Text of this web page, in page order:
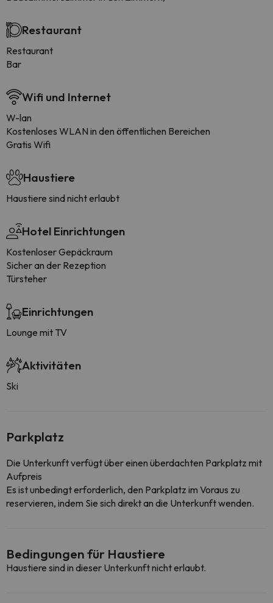
Restaurant
Restaurant
Bar
Wifi und Internet
W-lan
Kostenloses WLAN in den öffentlichen Bereichen
Gratis Wifi
Haustiere
Haustiere sind nicht erlaubt
Hotel Einrichtungen
Kostenloser Gepäckraum
Sicher an der Rezeption
Türsteher
Einrichtungen
Lounge mit TV
Aktivitäten
Ski
Parkplatz
Die Unterkunft verfügt über einen überdachten Parkplatz mit
Aufpreis
Es ist unbedingt erforderlich, den Parkplatz im Voraus zu
reservieren, indem Sie sich direkt an die Unterkunft wenden.
Bedingungen für Haustiere
Haustiere sind in dieser Unterkunft nicht erlaubt.